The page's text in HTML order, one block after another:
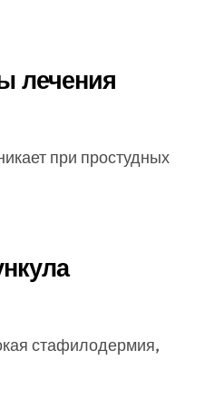
лечения